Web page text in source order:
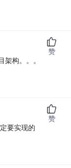
构。。。
赞
要实现的
赞